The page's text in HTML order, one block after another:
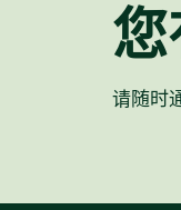
您
请随时